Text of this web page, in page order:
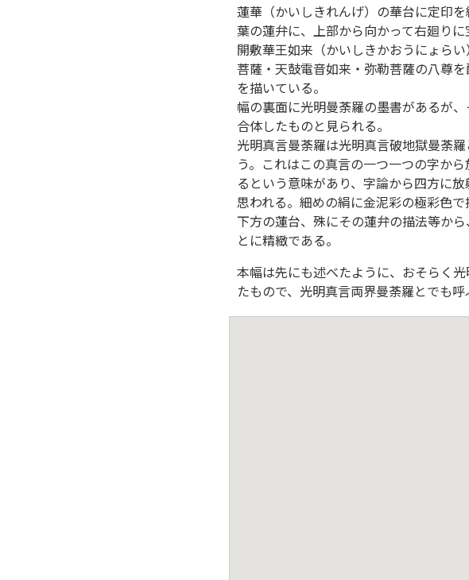
蓮華（かいしきれんげ）の華台に定印
葉の蓮弁に、上部から向かって右廻り
開敷華王如来（かいしきかおうにょら
菩薩・天鼓電音如来・弥勒菩薩の八尊
を描いている。
幅の裏面に光明曼荼羅の墨書があるが
合体したものと見られる。
光明真言曼荼羅は光明真言破地獄曼荼
う。これはこの真言の一つ一つの字か
るという意味があり、字論から四方に
思われる。細めの絹に金泥彩の極彩色で
下方の蓮台、殊にその蓮弁の描法等か
とに精緻である。
本幅は先にも述べたように、おそらく
たもので、光明真言両界曼荼羅とでも